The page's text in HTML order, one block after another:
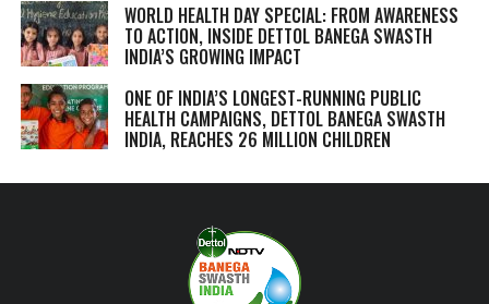
WORLD HEALTH DAY SPECIAL: FROM AWARENESS
TO ACTION, INSIDE DETTOL BANEGA SWASTH
INDIA’S GROWING IMPACT
ONE OF INDIA’S LONGEST-RUNNING PUBLIC
HEALTH CAMPAIGNS, DETTOL BANEGA SWASTH
INDIA, REACHES 26 MILLION CHILDREN